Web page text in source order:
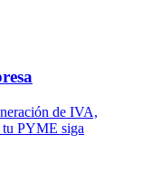
de IVA,
tu PYME siga